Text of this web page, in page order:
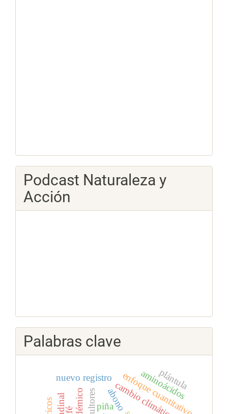
Podcast Naturaleza y
Acción
Palabras clave
cambio climático
enfoque cuantitativo
aminoácidos
endémico
nuevo registro
piñaabono
plántula